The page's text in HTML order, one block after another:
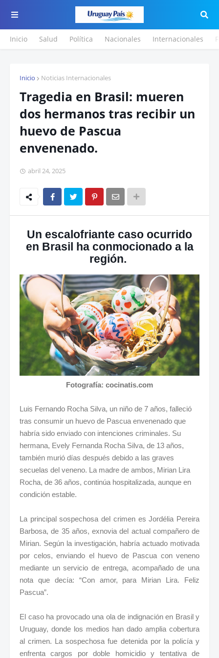
Inicio Salud Política Nacionales Internacionales
Inicio Noticias Internacionales
Tragedia en Brasil: mueren
dos hermanos tras recibir un
huevo de Pascua
envenenado.
abril 24, 2025
Un escalofriante caso ocurrido
en Brasil ha conmocionado a la
región.
Fotografía: cocinatis.com
Luis Fernando Rocha Silva, un niño de 7 años, falleció
tras consumir un huevo de Pascua envenenado que
habría sido enviado con intenciones criminales. Su
hermana, Evely Fernanda Rocha Silva, de 13 años,
también murió días después debido a las graves
secuelas del veneno. La madre de ambos, Mirian Lira
Rocha, de 36 años, continúa hospitalizada, aunque en
condición estable.
La principal sospechosa del crimen es Jordélia Pereira
Barbosa, de 35 años, exnovia del actual compañero de
Mirian. Según la investigación, habría actuado motivada
por celos, enviando el huevo de Pascua con veneno
mediante un servicio de entrega, acompañado de una
nota que decía: “Con amor, para Mirian Lira. Feliz
Pascua”.
El caso ha provocado una ola de indignación en Brasil y
Uruguay, donde los medios han dado amplia cobertura
al crimen. La sospechosa fue detenida por la policía y
enfrenta cargos por doble homicidio y tentativa de